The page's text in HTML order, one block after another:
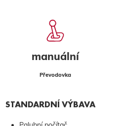
manuální
Převodovka
STANDARDNÍ VÝBAVA